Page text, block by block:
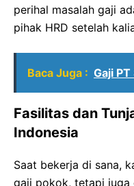
perihal masalah gaji
pihak HRD setelah
Baca Juga : Gaji
Fasilitas dan
Indonesia
Saat bekerja di sana,
gaji pokok, tetapi juga